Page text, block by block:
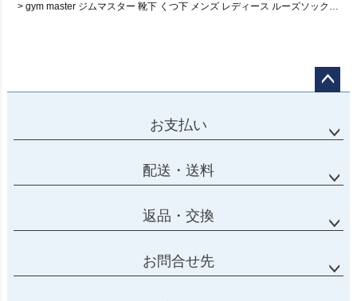
gym master ジムマスター 靴下 くつ下 メンズ レディース ルーズソックス リブ 配色 覆面レスラー 刺繍 ワンポイント コットン ポリエステル 裏パイル 23-25cm 25-27cm カジュアル パティ
お支払い
配送・送料
返品・交換
お問合せ先